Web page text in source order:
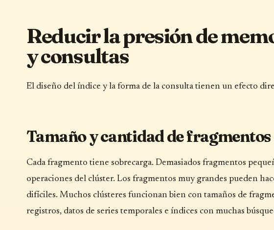
Reducir la presión de
y consultas
El diseño del índice y la forma de la consulta tienen un efecto
Tamaño y cantidad de fragmentos
Cada fragmento tiene sobrecarga. Demasiados fragmentos
operaciones del clúster. Los fragmentos muy grandes pueden
difíciles. Muchos clústeres funcionan bien con tamaños de
registros, datos de series temporales e índices con muchas